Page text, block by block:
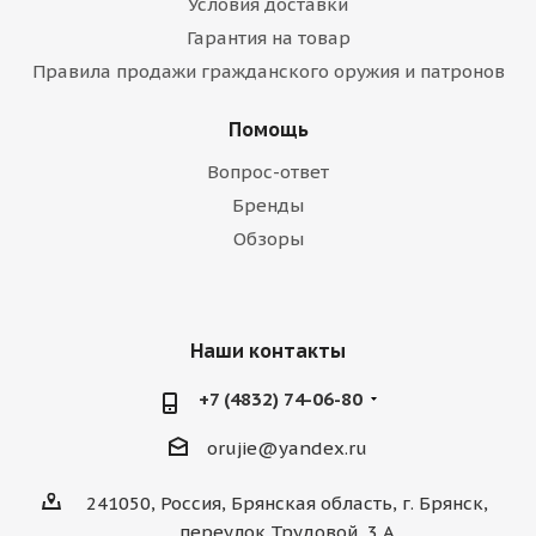
Гарантия на товар
Правила продажи гражданского оружия и патронов
Помощь
Вопрос-ответ
Бренды
Обзоры
Наши контакты
+7 (4832) 74-06-80
orujie@yandex.ru
241050, Россия, Брянская область, г. Брянск,